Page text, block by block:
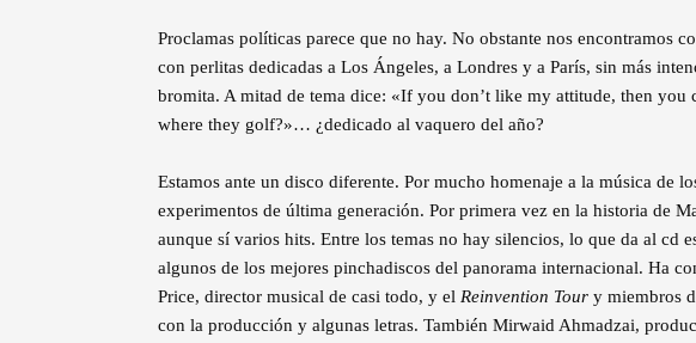
Proclamas políticas parece que no hay. No obstante nos encontramos
con perlitas dedicadas a Los Ángeles, a Londres y a París, sin más
bromita. A mitad de tema dice: «If you don’t like my attitude, then you
where they golf?»… ¿dedicado al vaquero del año?
Estamos ante un disco diferente. Por mucho homenaje a la música de
experimentos de última generación. Por primera vez en la historia de
aunque sí varios hits. Entre los temas no hay silencios, lo que da al cd
algunos de los mejores pinchadiscos del panorama internacional. Ha
Price, director musical de casi todo, y el Reinvention Tour y miembros
con la producción y algunas letras. También Mirwaid Ahmadzai,